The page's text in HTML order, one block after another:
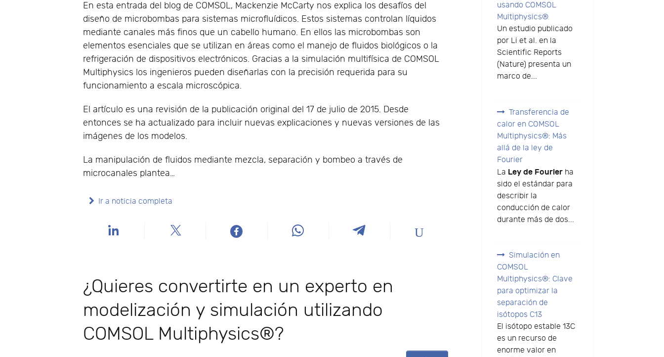
En esta entrada del blog de COMSOL, Mackenzie McCarty nos explica los desafíos del
diseño de microbombas para sistemas microfluídicos. Estos sistemas controlan líquidos
mediante canales más finos que un cabello humano. En ellos las microbombas son
elementos esenciales que se utilizan en áreas como el manejo de fluidos biológicos o la
refrigeración de dispositivos electrónicos. Gracias a la simulación multifísica de COMSOL
Multiphysics los ingenieros pueden diseñarlas con la precisión requerida para su
funcionamiento a escala microscópica.
El artículo es una revisión de la publicación original del 17 de julio de 2015. Desde
entonces se ha actualizado para incluir nuevas explicaciones y nuevas versiones de las
imágenes de los modelos.
La manipulación de fluidos mediante mezcla, separación y bombeo a través de
microcanales plantea…
Ir a noticia completa
¿Quieres convertirte en un experto en
modelización y simulación utilizando
COMSOL Multiphysics®?
usando COMSOL
Multiphysics®
Un estudio publicado
por Li et al. en la
Scientific Reports
(Nature) presenta un
marco de...
Transferencia de
calor en COMSOL
Multiphysics®: Más
allá de la ley de
Fourier
La Ley de Fourierha
sido el estándar para
describir la
conducción de calor
durante más de dos...
Simulación en
COMSOL
Multiphysics®: Clave
para optimizar la
separación de
isótopos C13
El isótopo estable 13C
es un recurso de
enorme valor en